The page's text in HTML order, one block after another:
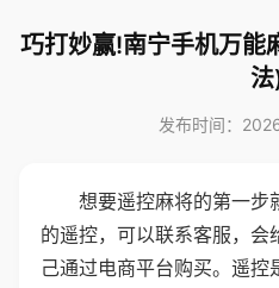
巧打妙赢!南宁手机万能
法
发布时间：
想要遥控麻将的第一步
的遥控，可以联系客服，会
己通过电商平台购买。遥